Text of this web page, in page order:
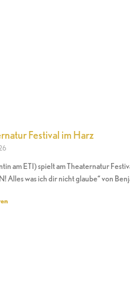
Festival im Harz
am ETI) spielt am Theaternatur
was ich dir nicht glaube“ von